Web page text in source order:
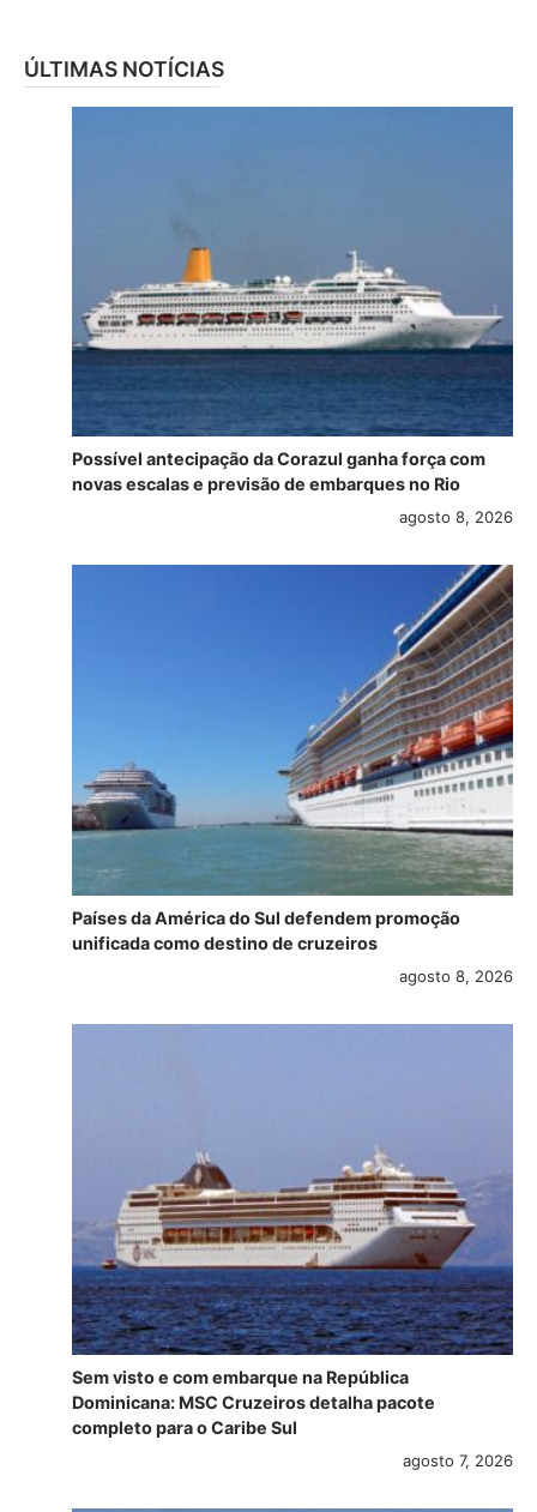
ÚLTIMAS NOTÍCIAS
Possível antecipação da Corazul ganha força com
novas escalas e previsão de embarques no Rio
agosto 8, 2026
Países da América do Sul defendem promoção
unificada como destino de cruzeiros
agosto 8, 2026
Sem visto e com embarque na República
Dominicana: MSC Cruzeiros detalha pacote
completo para o Caribe Sul
agosto 7, 2026